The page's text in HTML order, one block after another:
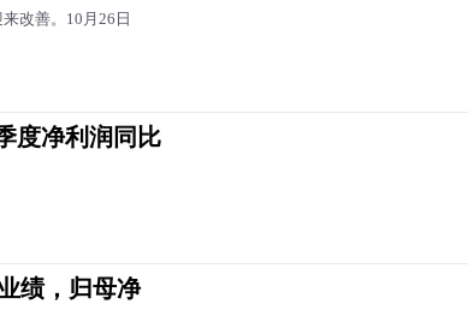
改善。10月26日
度净利润同比
绩，归母净